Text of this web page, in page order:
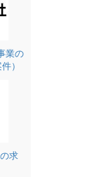
業の
）
求